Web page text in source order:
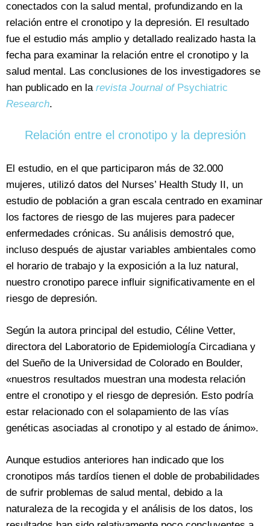
conectados con la salud mental, profundizando en la
relación entre el cronotipo y la depresión. El resultado
fue el estudio más amplio y detallado realizado hasta la
fecha para examinar la relación entre el cronotipo y la
salud mental. Las conclusiones de los investigadores se
han publicado en la revista Journal ofPsychiatric
Research.
Relación entre el cronotipo y la depresión
El estudio, en el que participaron más de 32.000
mujeres, utilizó datos del Nurses’ Health Study II, un
estudio de población a gran escala centrado en examinar
los factores de riesgo de las mujeres para padecer
enfermedades crónicas. Su análisis demostró que,
incluso después de ajustar variables ambientales como
el horario de trabajo y la exposición a la luz natural,
nuestro cronotipo parece influir significativamente en el
riesgo de depresión.
Según la autora principal del estudio, Céline Vetter,
directora del Laboratorio de Epidemiología Circadiana y
del Sueño de la Universidad de Colorado en Boulder,
«nuestros resultados muestran una modesta relación
entre el cronotipo y el riesgo de depresión. Esto podría
estar relacionado con el solapamiento de las vías
genéticas asociadas al cronotipo y al estado de ánimo».
Aunque estudios anteriores han indicado que los
cronotipos más tardíos tienen el doble de probabilidades
de sufrir problemas de salud mental, debido a la
naturaleza de la recogida y el análisis de los datos, los